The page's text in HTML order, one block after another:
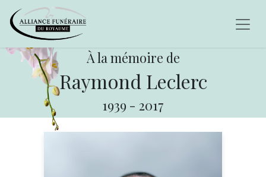
À la mémoire de
Raymond Leclerc
1939 - 2017